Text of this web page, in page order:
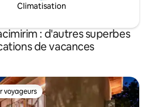
Climatisation
: d'autres superbes
de vacances
les plus appréciés
voyageurs